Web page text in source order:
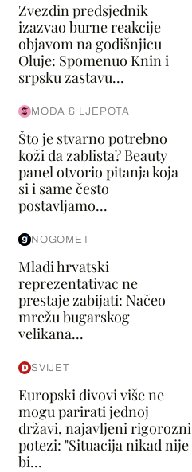
Zvezdin predsjednik
izazvao burne reakcije
objavom na godišnjicu
Oluje: Spomenuo Knin i
srpsku zastavu...
MODA & LJEPOTA
Što je stvarno potrebno
koži da zablista? Beauty
panel otvorio pitanja koja
si i same često
postavljamo...
NOGOMET
Mladi hrvatski
reprezentativac ne
prestaje zabijati: Načeo
mrežu bugarskog
velikana...
SVIJET
Europski divovi više ne
mogu parirati jednoj
državi, najavljeni rigorozni
potezi: "Situacija nikad nije
bi...